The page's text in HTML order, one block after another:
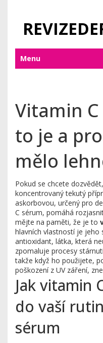
Menu
Vitamin
to je a
mělo
Pokud se chcete
koncentrovaný tekutý
askorbovou, určený pro
C sérum, pomáhá
mějte na paměti, že je to
hlavních vlastností je
antioxidant, látka, která
zpomaluje procesy
takže když ho použijete,
poškození z UV záření,
Jak vitamin
do vaší
sérum